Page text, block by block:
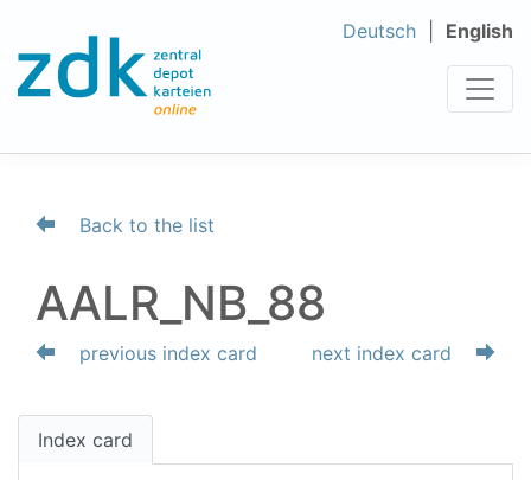
Deutsch English
Back to the list
AALR_NB_88
previous index card next index card
Index card